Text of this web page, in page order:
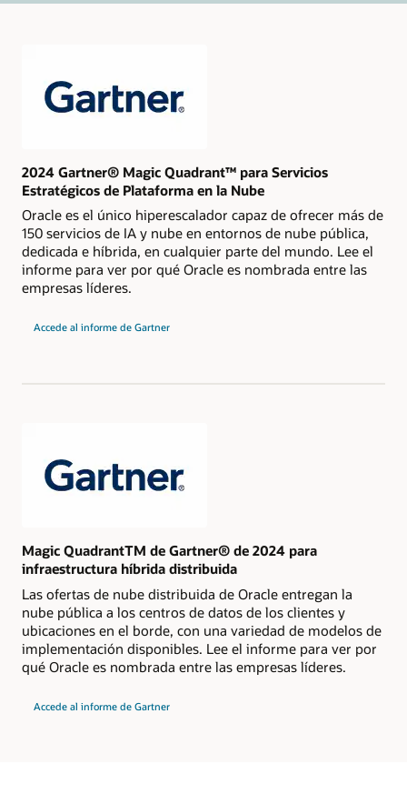
2024 Gartner® Magic Quadrant™ para Servicios
Estratégicos de Plataforma en la Nube
Oracle es el único hiperescalador capaz de ofrecer más de
150 servicios de IA y nube en entornos de nube pública,
dedicada e híbrida, en cualquier parte del mundo. Lee el
informe para ver por qué Oracle es nombrada entre las
empresas líderes.
Accede al informe de Gartner
Gartner
Nube
Magic QuadrantTM de Gartner® de 2024 para
infraestructura híbrida distribuida
Las ofertas de nube distribuida de Oracle entregan la
nube pública a los centros de datos de los clientes y
ubicaciones en el borde, con una variedad de modelos de
implementación disponibles. Lee el informe para ver por
qué Oracle es nombrada entre las empresas líderes.
Accede al informe de Gartner
Gartner